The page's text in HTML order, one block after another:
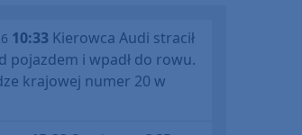
10:33 Kierowca Audi stracił
pojazdem i wpadł do rowu.
krajowej numer 20 w